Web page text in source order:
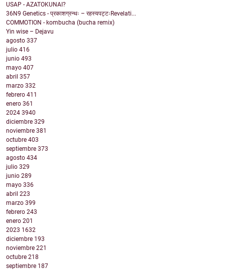
USAP - AZATOKUNAI?
36N9 Genetics - प्रकाशग्रन्थः – रहस्यपट्टःRevelati...
COMMOTION - kombucha (bucha remix)
Yin wise – Dejavu
agosto 337
julio 416
junio 493
mayo 407
abril 357
marzo 332
febrero 411
enero 361
2024 3940
diciembre 329
noviembre 381
octubre 403
septiembre 373
agosto 434
julio 329
junio 289
mayo 336
abril 223
marzo 399
febrero 243
enero 201
2023 1632
diciembre 193
noviembre 221
octubre 218
septiembre 187